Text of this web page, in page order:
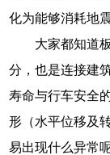
化为能够消耗地
大家都知道
分，也是连接建
寿命与行车安全
形（水平位移及
易出现什么异常